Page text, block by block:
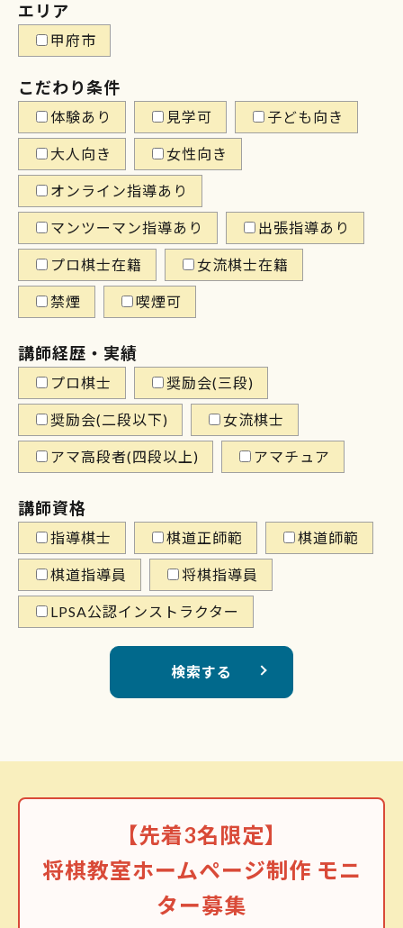
エリア
甲府市
こだわり条件
体験あり 見学可 子ども向き
大人向き 女性向き
オンライン指導あり
マンツーマン指導あり 出張指導あり
プロ棋士在籍 女流棋士在籍
禁煙 喫煙可
講師経歴・実績
プロ棋士 奨励会(三段)
奨励会(二段以下) 女流棋士
アマ高段者(四段以上) アマチュア
講師資格
指導棋士 棋道正師範 棋道師範
棋道指導員 将棋指導員
LPSA公認インストラクター
検索する
【先着3名限定】
将棋教室ホームページ制作 モニ
ター募集